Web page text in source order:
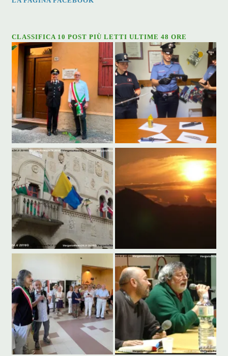
CLASSIFICA 10 POST PIÙ LETTI ULTIME 48 ORE